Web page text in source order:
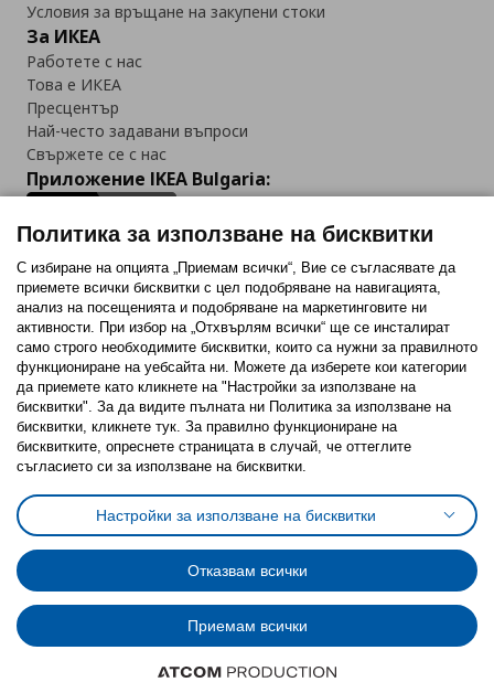
Условия за връщане на закупени стоки
За ИКЕА
Работете с нас
Това е ИКЕА
Пресцентър
Най-често задавани въпроси
Свържете се с нас
Приложение IKEA Bulgaria:
Последвайте ни:
FacebookTwitterYoutubePinterestInstagram
Политика за използване на бисквитки (Cookies)
Избор на настройки за използване на бисквитки
Условия за ползване на ikea.bgОбща политика за личните данни
Политика за защита на личните данни на ikea.bg
Общи условия на програма IKEA Family
Политика за защита на лични данни на програма IKEA Family
© Inter-IKEA Systems B.V. 1999 - 2025
Политика за използване на бисквитки
С избиране на опцията „Приемам всички“, Вие се съгласявате да
приемете всички бисквитки с цел подобряване на навигацията,
анализ на посещенията и подобряване на маркетинговите ни
активности. При избор на „Отхвърлям всички“ ще се инсталират
само строго необходимитe бисквитки, които са нужни за правилното
функциониране на уебсайта ни. Можете да изберете кои категории
да приемете като кликнете на "Настройки за използване на
бисквитки". За да видите пълната ни Политика за използване на
бисквитки, кликнете тук. За правилно функциониране на
бисквитките, опреснете страницата в случай, че оттеглите
съгласието си за използване на бисквитки.
Настройки за използване на бисквитки
Отказвам всички
Приемам всички